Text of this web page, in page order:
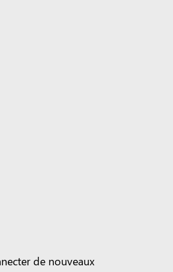
de nouveaux